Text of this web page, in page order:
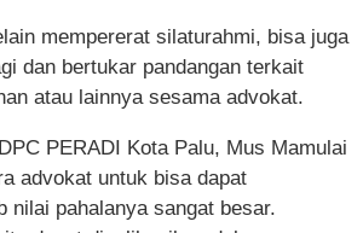
mempererat silaturahmi, bisa juga
dan bertukar pandangan terkait
atau lainnya sesama advokat.
PERADI Kota Palu, Mus Mamulai
advokat untuk bisa dapat
nilai pahalanya sangat besar.